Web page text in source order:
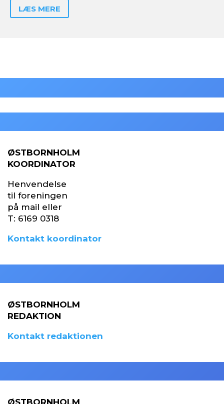
LÆS MERE
ØSTBORNHOLM
KOORDINATOR
Henvendelse
til foreningen
på mail eller
T: 6169 0318
Kontakt koordinator
ØSTBORNHOLM
REDAKTION
Kontakt redaktionen
ØSTBORNHOLM